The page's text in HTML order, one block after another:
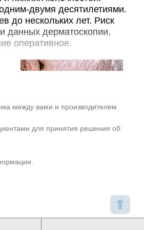
⬆
Запись
+7(495..показать
от 29800₽
Запись
двумя десятилетиями.
до нескольких лет. Риск
данных дерматоскопии,
оперативное.
шею и тыльную сторону
в сфере онкологии и
между вами и производителем
для принятия решения об